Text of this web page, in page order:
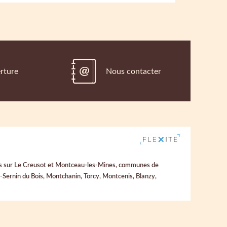
Nous contacter
sur Le Creusot et Montceau-les-Mines, communes de
du Bois, Montchanin, Torcy, Montcenis, Blanzy,